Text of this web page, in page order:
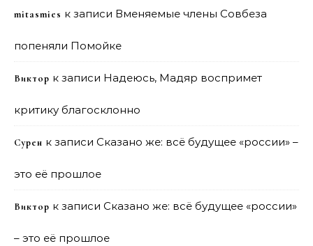
mitasmies к записи Вменяемые члены Совбеза
попеняли Помойке
Виктор к записи Надеюсь, Мадяр воспримет
критику благосклонно
Сурен к записи Сказано же: всё будущее «россии» –
это её прошлое
Виктор к записи Сказано же: всё будущее «россии»
– это её прошлое